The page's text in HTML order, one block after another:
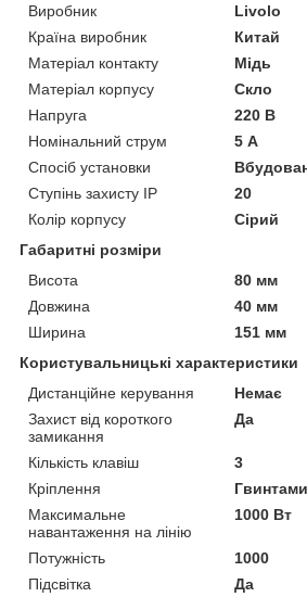
Виробник
Livolo
Країна виробник
Китай
Матеріал контакту
Мідь
Матеріал корпусу
Скло
Напруга
220 В
Номінальний струм
5 А
Спосіб установки
Ступінь захисту IP
20
Колір корпусу
Сірий
Габаритні розміри
Висота
80 мм
Довжина
40 мм
Ширина
151 мм
Користувальницькі характеристики
Дистанційне керування
Немає
Захист від короткого
замикання
Да
Кількість клавіш
3
Кріплення
Гвинтами
Максимальне
навантаження на лінію
1000 Вт
Потужність
1000
Підсвітка
Да